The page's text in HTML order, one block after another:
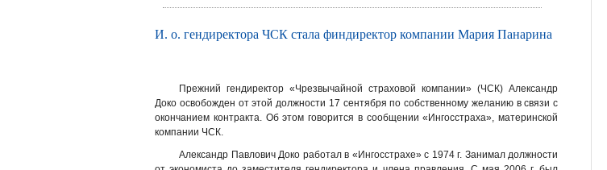
И. о. гендиректора ЧСК стала финдиректор компании Мария Панарина
Прежний гендиректор «Чрезвычайной страховой компании» (ЧСК) Александр
Доко освобожден от этой должности 17 сентября по собственному желанию в связи с
окончанием контракта. Об этом говорится в сообщении «Ингосстраха», материнской
компании ЧСК.
Александр Павлович Доко работал в «Ингосстрахе» с 1974 г. Занимал должности